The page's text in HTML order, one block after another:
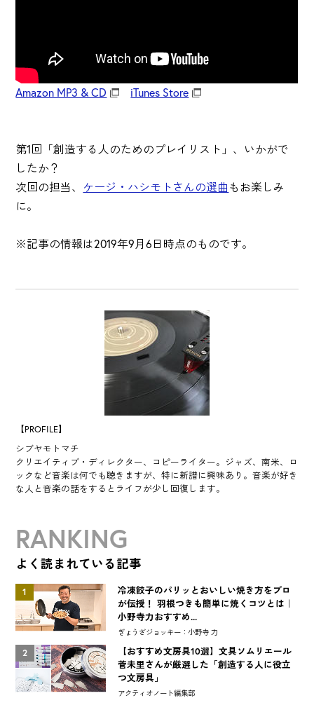
Amazon MP3 & CD iTunes Store
第1回「創造する人のためのプレイリスト」、いかがで
したか？
次回の担当、 ケージ・ハシモトさんの選曲 もお楽しみ
に。
※記事の情報は2019年9月6日時点のものです。
【PROFILE】
シブヤモトマチ
クリエイティブ・ディレクター、コピーライター。ジャズ、南米、ロ
ックなど音楽は何でも聴きますが、特に新譜に興味あり。音楽が好き
な人と音楽の話をするとライフが少し回復します。
RANKING
よく読まれている記事
1
冷凍餃子のパリッとおいしい焼き方をプロ
が伝授！ 羽根つきも簡単に焼くコツとは｜
小野寺力おすすめ...
ぎょうざジョッキー：小野寺 力
2
【おすすめ文房具10選】文具ソムリエール
菅未里さんが厳選した「創造する人に役立
つ文房具」
アクティオノート編集部